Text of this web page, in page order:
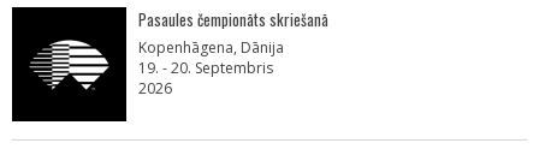
Pasaules čempionāts skriešanā
Kopenhāgena, Dānija
19. - 20. Septembris
2026